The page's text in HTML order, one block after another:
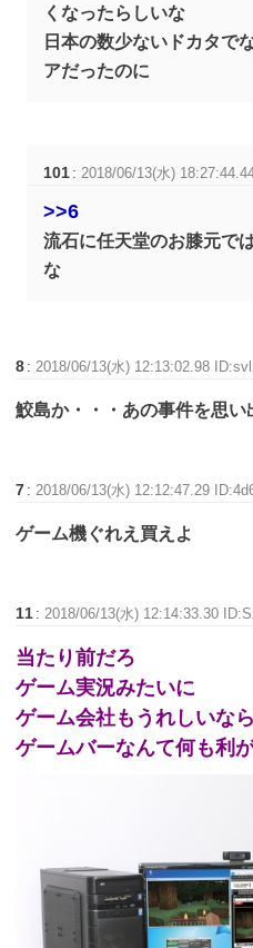
くなったらしいな
日本の数少ないドカタで
アだったのに
101 :2018/06/13(水)
>>6
流石に任天堂のお膝元で
な
8 :2018/06/13(水) 12:13:02.98
鮫島か・・・あの事件を思い
7 :2018/06/13(水) 12:12:47.29
ゲーム機ぐれえ買えよ
11 :2018/06/13(水) 12:14:33.30
当たり前だろ
ゲーム実況みたいに
ゲーム会社もうれしいな
ゲームバーなんて何も利